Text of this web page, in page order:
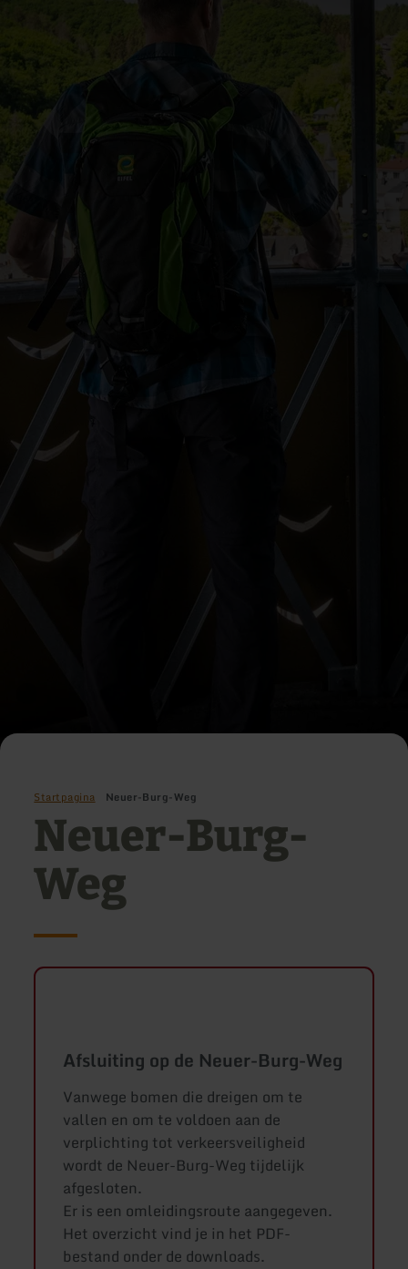
Startpagina Neuer-Burg-Weg
Neuer-Burg-
Weg
Afsluiting op de Neuer-Burg-Weg
Vanwege bomen die dreigen om te
vallen en om te voldoen aan de
verplichting tot verkeersveiligheid
wordt de Neuer-Burg-Weg tijdelijk
afgesloten.
Er is een omleidingsroute aangegeven.
Het overzicht vind je in het PDF-
bestand onder de downloads.